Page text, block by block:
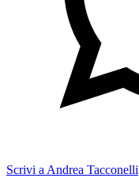
Scrivi a Andrea Tacconelli